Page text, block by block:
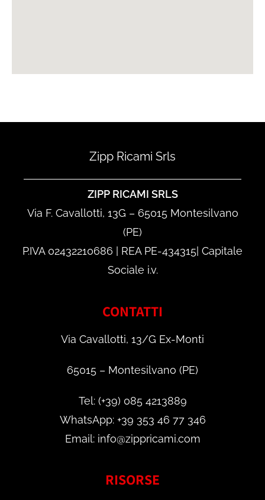
Zipp Ricami Srls
ZIPP RICAMI SRLS
Via F. Cavallotti, 13G – 65015 Montesilvano
(PE)
P.IVA 02432210686 | REA PE-434315| Capitale
Sociale i.v.
CONTATTI
Via Cavallotti, 13/G Ex-Monti
65015 – Montesilvano (PE)
Tel: (+39) 085 4213889
WhatsApp: +39 353 46 77 346
Email: info@zippricami.com
RISORSE